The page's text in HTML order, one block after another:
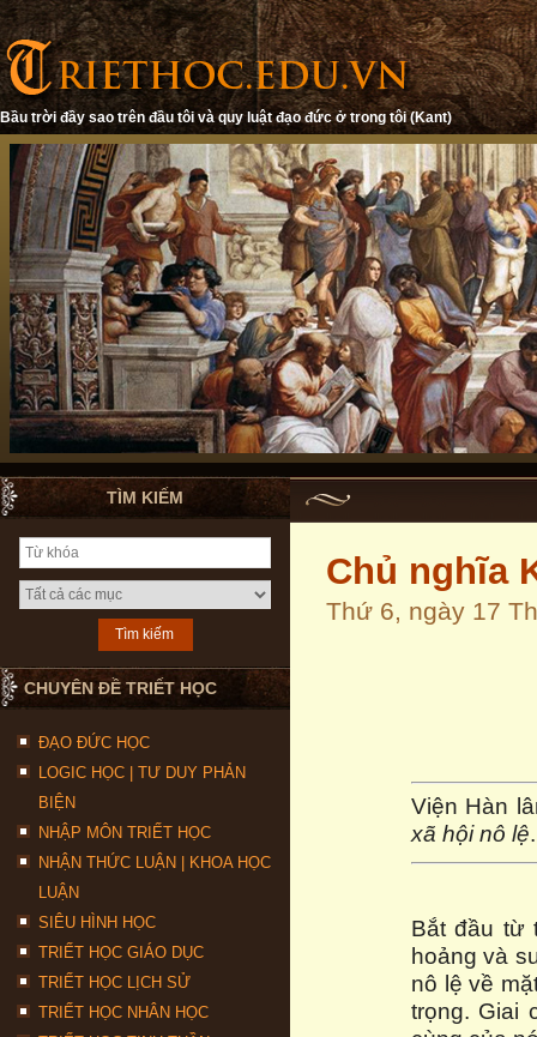
Bầu trời đầy sao trên đầu tôi và quy luật đạo đức ở trong tôi (Kant)
TÌM KIẾM
CHUYÊN ĐỀ TRIẾT HỌC
ĐẠO ĐỨC HỌC
LOGIC HỌC | TƯ DUY PHẢN
BIỆN
NHẬP MÔN TRIẾT HỌC
NHẬN THỨC LUẬN | KHOA HỌC
LUẬN
SIÊU HÌNH HỌC
TRIẾT HỌC GIÁO DỤC
TRIẾT HỌC LỊCH SỬ
TRIẾT HỌC NHÂN HỌC
Chủ nghĩa
Thứ 6, ngày 17
Viện Hàn
xã hội nô lệ
Bắt đầu từ
hoảng và
nô lệ về
trọng. Giai